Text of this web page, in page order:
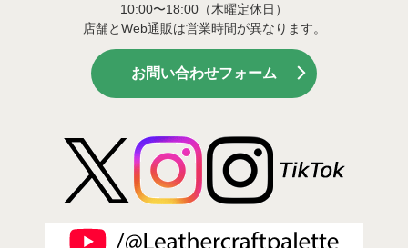
10:00〜18:00（木曜定休日）
店舗とWeb通販は営業時間が異なります。
お問い合わせフォーム